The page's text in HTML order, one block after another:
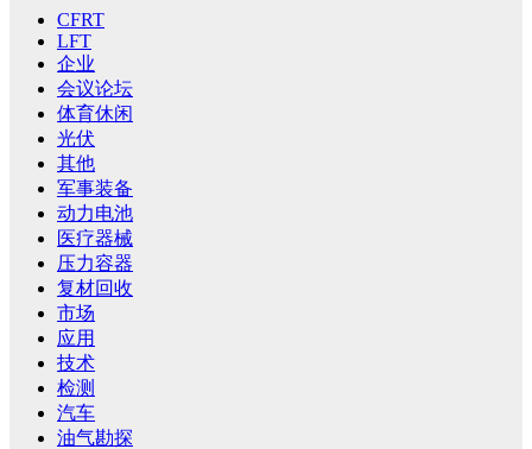
CFRT
LFT
企业
会议论坛
体育休闲
光伏
其他
军事装备
动力电池
医疗器械
压力容器
复材回收
市场
应用
技术
检测
汽车
油气勘探